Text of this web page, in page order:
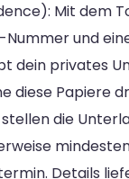
Mit dem
Nummer und
dein privates
diese Papiere
stellen die
Details